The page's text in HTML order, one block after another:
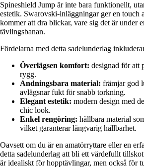
Spineshield Jump är inte bara funktionellt,
estetik. Swarovski-inläggningar ger en touch
kommer att dra blickar, vare sig det är under
tävlingsbanan.
Fördelarna med detta sadelunderlag
Överlägsen komfort: designad för att
rygg.
Andningsbara material: främjar god
avlägsnar fukt för snabb torkning.
Elegant estetik: modern design med
chic look.
Enkel rengöring: hållbara material
vilket garanterar långvarig hållbarhet.
Oavsett om du är en amatörryttare eller en
detta sadelunderlag att bli ett värdefullt
är idealiskt för hopptävlingar, men också för